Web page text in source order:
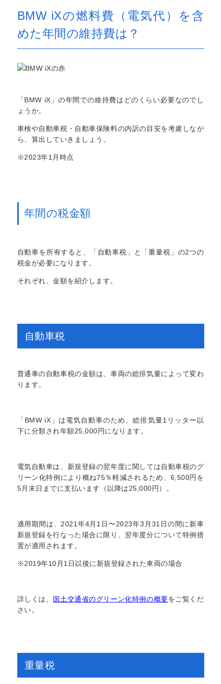
BMW iXの燃料費（電気代）を含
めた年間の維持費は？
「BMW iX」の年間での維持費はどのくらい必要なのでし
ょうか。
車検や自動車税・自動車保険料の内訳の目安を考慮しなが
ら、算出していきましょう。
※2023年1月時点
年間の税金額
自動車を所有すると、「自動車税」と「重量税」の2つの
税金が必要になります。
それぞれ、金額を紹介します。
自動車税
普通車の自動車税の金額は、車両の総排気量によって変わ
ります。
「BMW iX」は電気自動車のため、総排気量1リッター以
下に分類され年額25,000円になります。
電気自動車は、新規登録の翌年度に関しては自動車税のグ
リーン化特例により概ね75％軽減されるため、6,500円を
5月末日までに支払います（以降は25,000円）。
適用期間は、2021年4月1日〜2023年3月31日の間に新車
新規登録を行なった場合に限り、翌年度分について特例措
置が適用されます。
※2019年10月1日以後に新規登録された車両の場合
詳しくは、 国土交通省のグリーン化特例の概要をご覧くだ
さい。
重量税